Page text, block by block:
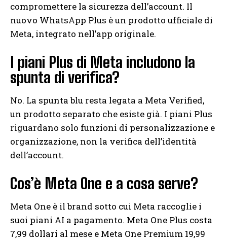
compromettere la sicurezza dell’account. Il
nuovo WhatsApp Plus è un prodotto ufficiale di
Meta, integrato nell’app originale.
I piani Plus di Meta includono la
spunta di verifica?
No. La spunta blu resta legata a Meta Verified,
un prodotto separato che esiste già. I piani Plus
riguardano solo funzioni di personalizzazione e
organizzazione, non la verifica dell’identità
dell’account.
Cos’è Meta One e a cosa serve?
Meta One è il brand sotto cui Meta raccoglie i
suoi piani AI a pagamento. Meta One Plus costa
7,99 dollari al mese e Meta One Premium 19,99